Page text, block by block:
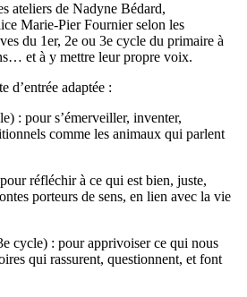
ateliers de Nadyne Bédard,
Marie-Pier Fournier selon les
du 1er, 2e ou 3e cycle du primaire à
et à y mettre leur propre voix.
d’entrée adaptée :
: pour s’émerveiller, inventer,
comme les animaux qui parlent
réfléchir à ce qui est bien, juste,
porteurs de sens, en lien avec la vie
cycle) : pour apprivoiser ce qui nous
qui rassurent, questionnent, et font